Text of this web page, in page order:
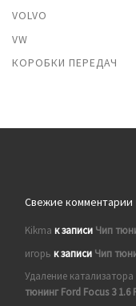
VOLVO
VW
КОРОБКИ ПЕРЕДАЧ
Свежие комментарии
Kikma к записи Чип
игорь к записи Чип
Удаление
тюнинг Ford Focus 3 1.6